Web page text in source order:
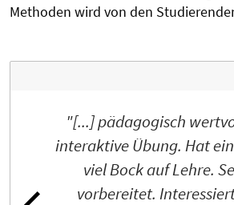
Methoden wird von den
"[...] pädagogisch
interaktive Übung. Hat
viel Bock auf Lehre.
vorbereitet.